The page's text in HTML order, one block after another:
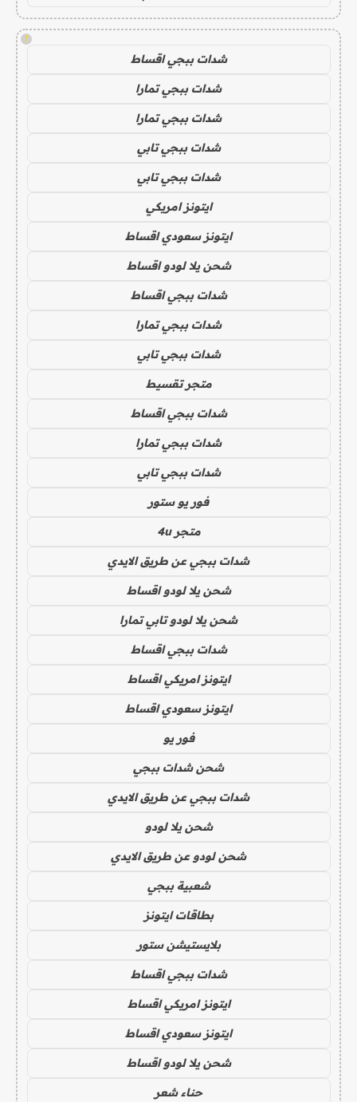
!
شدات ببجي اقساط
شدات ببجي تمارا
شدات ببجي تمارا
شدات ببجي تابي
شدات ببجي تابي
ايتونز امريكي
ايتونز سعودي اقساط
شحن يلا لودو اقساط
شدات ببجي اقساط
شدات ببجي تمارا
شدات ببجي تابي
متجر تقسيط
شدات ببجي اقساط
شدات ببجي تمارا
شدات ببجي تابي
فور يو ستور
متجر 4u
شدات ببجي عن طريق الايدي
شحن يلا لودو اقساط
شحن يلا لودو تابي تمارا
شدات ببجي اقساط
ايتونز امريكي اقساط
ايتونز سعودي اقساط
فور يو
شحن شدات ببجي
شدات ببجي عن طريق الايدي
شحن يلا لودو
شحن لودو عن طريق الايدي
شعبية ببجي
بطاقات ايتونز
بلايستيشن ستور
شدات ببجي اقساط
ايتونز امريكي اقساط
ايتونز سعودي اقساط
شحن يلا لودو اقساط
حناء شعر